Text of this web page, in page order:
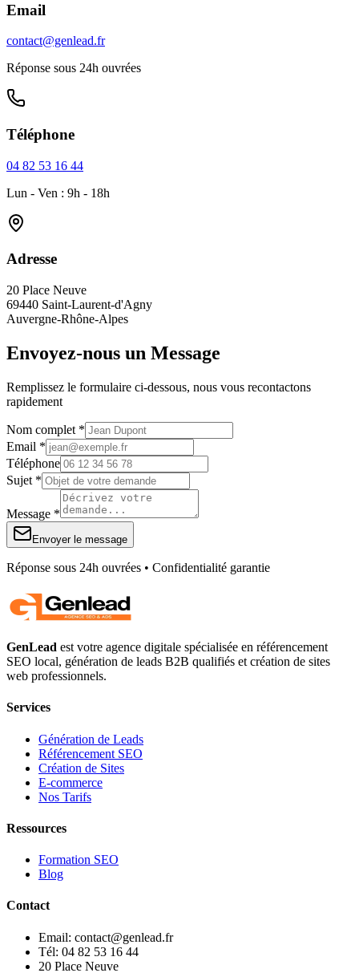
Email
contact@genlead.fr
Réponse sous 24h ouvrées
Téléphone
04 82 53 16 44
Lun - Ven : 9h - 18h
Adresse
20 Place Neuve
69440 Saint-Laurent-d'Agny
Auvergne-Rhône-Alpes
Envoyez-nous un Message
Remplissez le formulaire ci-dessous, nous vous recontactons
rapidement
Nom complet *
Email *
Téléphone
Sujet *
Message *
Envoyer le message
Réponse sous 24h ouvrées • Confidentialité garantie
GenLead est votre agence digitale spécialisée en référencement
SEO local, génération de leads B2B qualifiés et création de sites
web professionnels.
Services
Génération de Leads
Référencement SEO
Création de Sites
E-commerce
Nos Tarifs
Ressources
Formation SEO
Blog
Contact
Email: contact@genlead.fr
Tél: 04 82 53 16 44
20 Place Neuve